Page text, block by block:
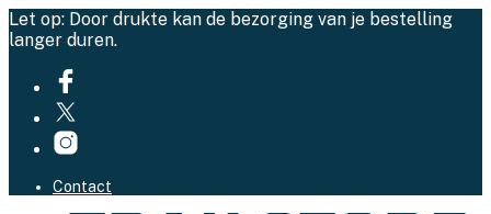
Let op: Door drukte kan de bezorging van je bestelling
langer duren.
Contact